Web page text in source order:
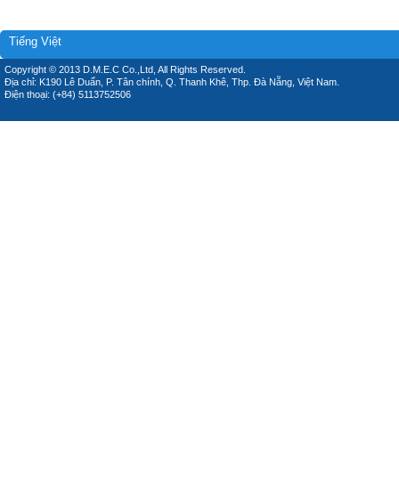
Tiếng Việt
Copyright © 2013 D.M.E.C Co.,Ltd, All Rights Reserved.
Địa chỉ: K190 Lê Duẩn, P. Tân chính, Q. Thanh Khê, Thp. Đà Nẵng, Việt Nam.
Điện thoại: (+84) 5113752506